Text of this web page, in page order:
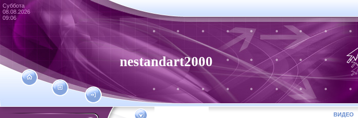
Суббота
08.08.2026
09:06
nestandart2000
ВИДЕО